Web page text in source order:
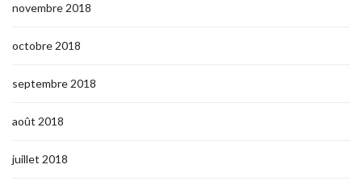
novembre 2018
octobre 2018
septembre 2018
août 2018
juillet 2018